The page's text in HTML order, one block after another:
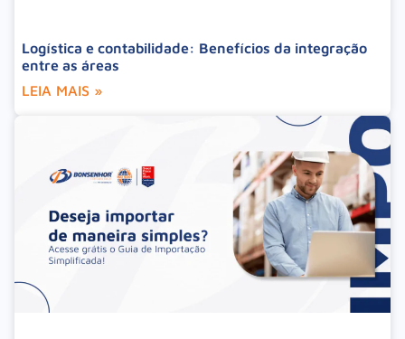
Logística e contabilidade: Benefícios da integração
entre as áreas
LEIA MAIS »